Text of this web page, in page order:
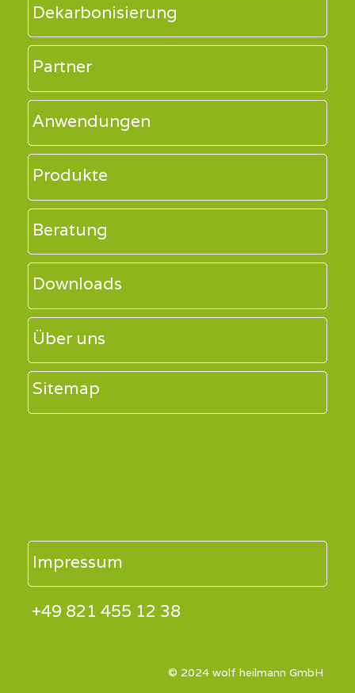
Dekarbonisierung
Partner
Anwendungen
Produkte
Beratung
Downloads
Über uns
Sitemap
Impressum
+49 821 455 12 38
© 2024 wolf heilmann GmbH